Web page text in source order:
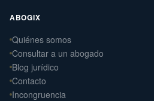
ABOGIX
Quiénes somos
Consultar a un abogado
Blog jurídico
Contacto
Incongruencia
Daniel Ramos Illanes
Derecho Laboral
📍 Sevilla
Laterna Abogados